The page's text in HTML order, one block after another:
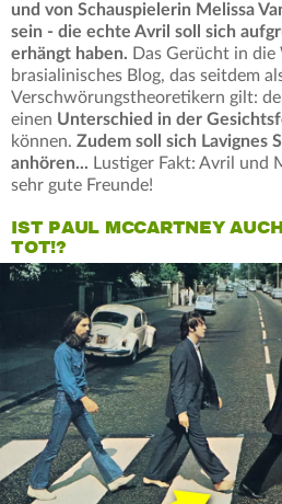
und von Schauspielerin Melissa
sein - die echte Avril soll sich
erhängt haben. Das Gerücht in
brasialinisches Blog, das seitdem
Verschwörungstheoretikern gilt:
einen Unterschied in der
können. Zudem soll sich Lavignes
anhören... Lustiger Fakt: Avril und
sehr gute Freunde!
IST PAUL MCCARTNEY
TOT!?